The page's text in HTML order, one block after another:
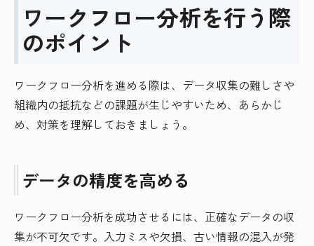
ワークフロー分析を行う際
のポイント
ワークフロー分析を進める際は、データ収集の難しさや
組織内の抵抗などの課題が生じやすいため、あらかじ
め、対策を理解しておきましょう。
データの精度を高める
ワークフロー分析を成功させるには、正確なデータの収
集が不可欠です。入力ミスや欠損、古い情報の混入が発